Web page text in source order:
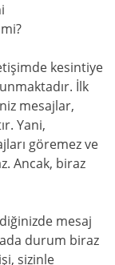
kesintiye
İlk
mesajlar,
Yani,
göremez ve
Ancak, biraz
mesaj
durum biraz
sizinle